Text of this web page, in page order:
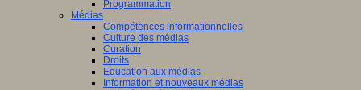
Programmation
Médias
Compétences informationnelles
Culture des médias
Curation
Droits
Education aux médias
Information et nouveaux médias